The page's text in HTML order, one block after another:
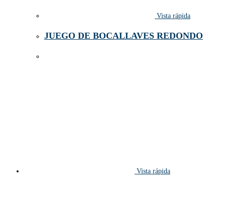
Vista rápida
JUEGO DE BOCALLAVES REDONDO
Vista rápida